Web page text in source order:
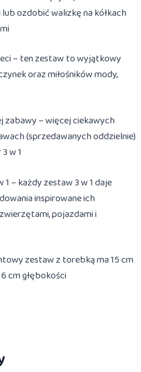
ozdobić walizkę na kółkach
– ten zestaw to wyjątkowy
oraz miłośników mody,
zabawy – więcej ciekawych
(sprzedawanych oddzielnie)
w 1
– każdy zestaw 3 w 1 daje
inspirowane ich
pojazdami i
zestaw z torebką ma 15 cm
cm głębokości